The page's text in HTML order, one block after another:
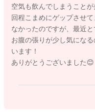
いかがでしょうか？
よかったら参考になさっ
どうぞよろしくお願いしま
空気も飲んでしまうこと
回程こまめにゲップさせ
なかったのですが、最近
お腹の張りが少し気にな
います！
ありがとうございました😊